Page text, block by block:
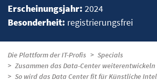
Erscheinungsjahr: 2024
Besonderheit: registrierungsfrei
Die Plattform der IT-Profis
Specials
Zusammen das Data-Center weiterentwickeln
So wird das Data Center fit für Künstliche